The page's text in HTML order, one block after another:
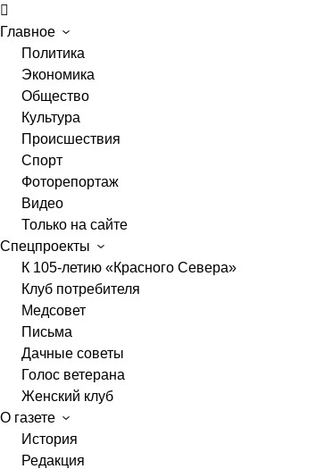
Главное
Политика
Экономика
Общество
Культура
Происшествия
Спорт
Фоторепортаж
Видео
Только на сайте
Спецпроекты
К 105-летию «Красного Севера»
Клуб потребителя
Медсовет
Письма
Дачные советы
Голос ветерана
Женский клуб
О газете
История
Редакция